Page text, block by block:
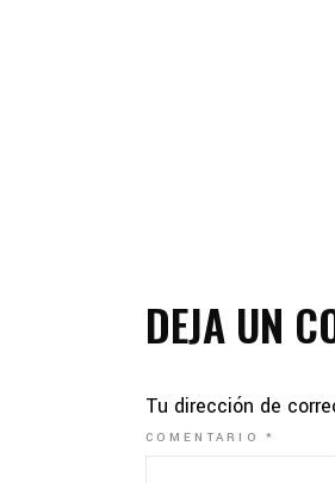
DEJA UN
Tu dirección de
COMENTARIO*